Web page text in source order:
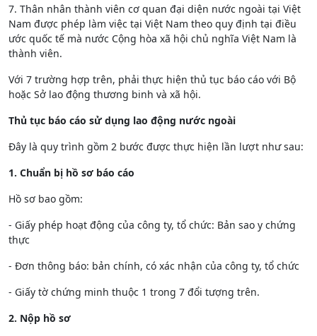
7. Thân nhân thành viên cơ quan đại diện nước ngoài tại Việt
Nam được phép làm việc tại Việt Nam theo quy định tại điều
ước quốc tế mà nước Cộng hòa xã hội chủ nghĩa Việt Nam là
thành viên.
Với 7 trường hợp trên, phải thực hiện thủ tục báo cáo với Bộ
hoặc Sở lao động thương binh và xã hội.
Thủ tục báo cáo sử dụng lao động nước ngoài
Đây là quy trình gồm 2 bước được thực hiện lần lượt như sau:
1. Chuẩn bị hồ sơ báo cáo
Hồ sơ bao gồm:
- Giấy phép hoạt động của công ty, tổ chức: Bản sao y chứng
thực
- Đơn thông báo: bản chính, có xác nhận của công ty, tổ chức
- Giấy tờ chứng minh thuộc 1 trong 7 đổi tượng trên.
2. Nộp hồ sơ